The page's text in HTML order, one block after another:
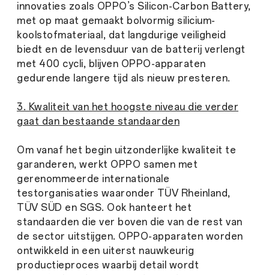
innovaties zoals OPPO’s Silicon-Carbon Battery,
met op maat gemaakt bolvormig silicium-
koolstofmateriaal, dat langdurige veiligheid
biedt en de levensduur van de batterij verlengt
met 400 cycli, blijven OPPO-apparaten
gedurende langere tijd als nieuw presteren.
3. Kwaliteit van het hoogste niveau die verder
gaat dan bestaande standaarden
Om vanaf het begin uitzonderlijke kwaliteit te
garanderen, werkt OPPO samen met
gerenommeerde internationale
testorganisaties waaronder TÜV Rheinland,
TÜV SÜD en SGS. Ook hanteert het
standaarden die ver boven die van de rest van
de sector uitstijgen. OPPO-apparaten worden
ontwikkeld in een uiterst nauwkeurig
productieproces waarbij detail wordt